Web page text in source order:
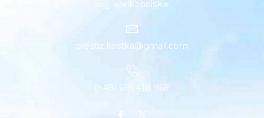
woj. wielkopolskie
prestiz.kostka@gmail.com
(+48) 695 418 969